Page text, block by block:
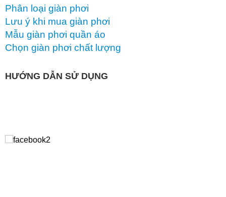
Phân loại giàn phơi
Lưu ý khi mua giàn phơi
Mẫu giàn phơi quần áo
Chọn giàn phơi chất lượng
HƯỚNG DẪN SỬ DỤNG